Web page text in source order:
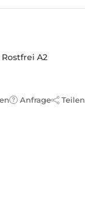
A2
Anfrage Teilen